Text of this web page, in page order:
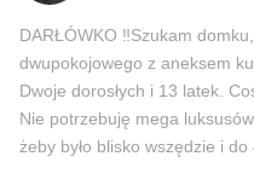
DARŁÓWKO ‼️Szukam
dwupokojowego z aneksem
Dwoje dorosłych i 13 latek.
Nie potrzebuję mega
żeby było blisko wszędzie i